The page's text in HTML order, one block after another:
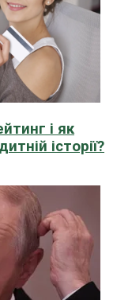
і як
історії?